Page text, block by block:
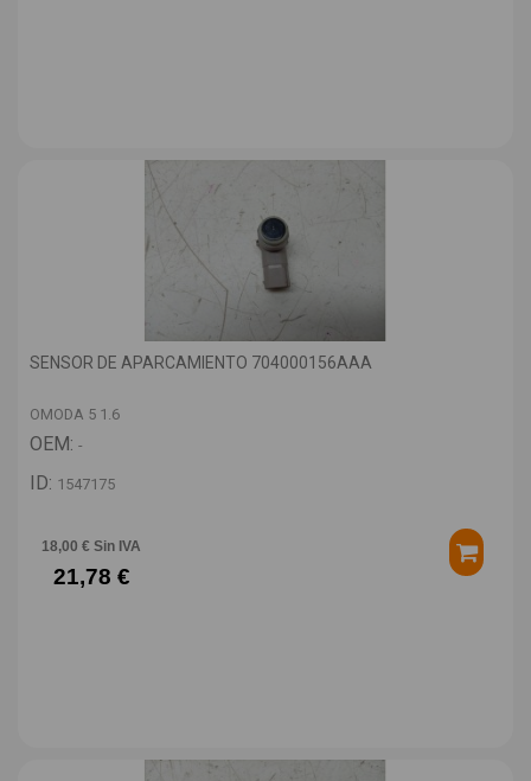
SENSOR DE APARCAMIENTO 704000156AAA
OMODA 5 1.6
OEM: -
ID: 1547175
18,00 € Sin IVA
21,78 €